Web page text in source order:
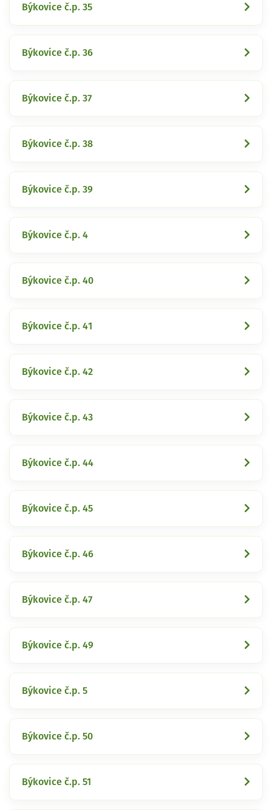
Býkovice č.p. 35
Býkovice č.p. 36
Býkovice č.p. 37
Býkovice č.p. 38
Býkovice č.p. 39
Býkovice č.p. 4
Býkovice č.p. 40
Býkovice č.p. 41
Býkovice č.p. 42
Býkovice č.p. 43
Býkovice č.p. 44
Býkovice č.p. 45
Býkovice č.p. 46
Býkovice č.p. 47
Býkovice č.p. 49
Býkovice č.p. 5
Býkovice č.p. 50
Býkovice č.p. 51